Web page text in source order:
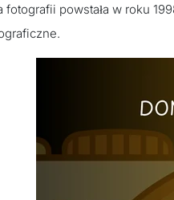
fotografii powstała w roku